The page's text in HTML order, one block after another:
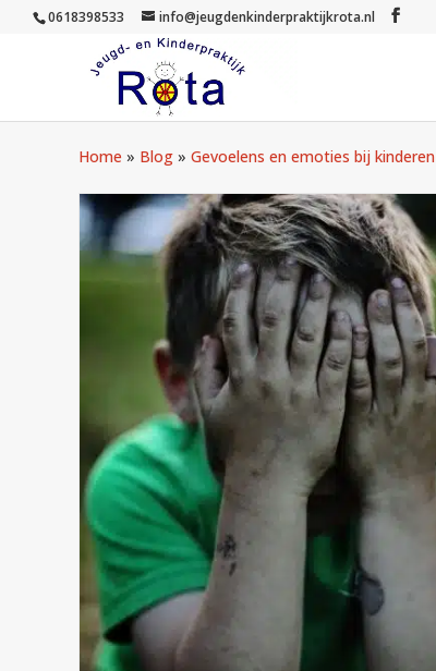
0618398533 info@jeugdenkinderpraktijkrota.nl
Home » Blog » Gevoelens en emoties bij kinderen